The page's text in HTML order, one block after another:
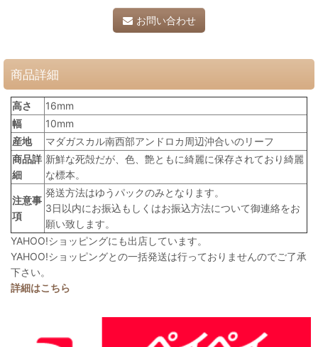
お問い合わせ
商品詳細
高さ
16mm
幅
10mm
産地
マダガスカル南西部アンドロカ周辺沖合いのリーフ
商品詳
細
新鮮な死殻だが、色、艶ともに綺麗に保存されており綺麗
な標本。
注意事
項
発送方法はゆうパックのみとなります。
3日以内にお振込もしくはお振込方法について御連絡をお
願い致します。
YAHOO!ショッピングにも出店しています。
YAHOO!ショッピングとの一括発送は行っておりませんのでご了承
下さい。
詳細はこちら